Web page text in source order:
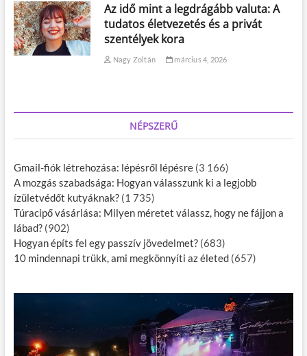
Az idő mint a legdrágább valuta: A
tudatos életvezetés és a privát
szentélyek kora
Nagy Zoltán március 4, 2026
NÉPSZERŰ
Gmail-fiók létrehozása: lépésről lépésre (3 166)
A mozgás szabadsága: Hogyan válasszunk ki a legjobb
ízületvédőt kutyáknak? (1 735)
Túracipő vásárlása: Milyen méretet válassz, hogy ne fájjon a
lábad? (902)
Hogyan építs fel egy passzív jövedelmet? (683)
10 mindennapi trükk, ami megkönnyíti az életed (657)